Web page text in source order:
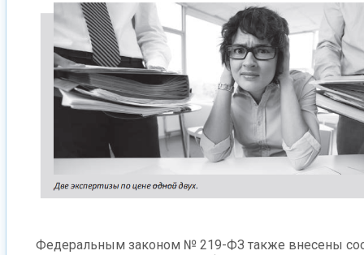
Федеральным законом № 219-ФЗ также внесены